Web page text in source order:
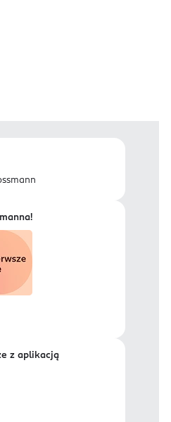
z aplikacją